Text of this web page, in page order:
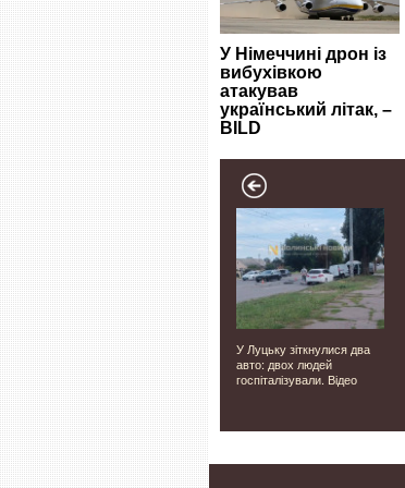
У Таїланді учень відкрив
стрілянину в школі:
семеро загиблих, 15
поранених
У Луцьку зіткнулися два
авто: двох людей
госпіталізували. Відео